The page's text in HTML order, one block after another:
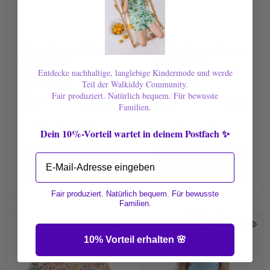
Eiskugeln | Bio-
Baumwolle GOTS |
Walkiddy
€10,25 EUR
104 110
In Den Warenkorb Legen
Weiße Pferde | Bio-
Baumwolle GOTS |
€10,25 EUR
98 104 110
Entdecke nachhaltige, langlebige Kindermode und werde
Teil der Walkiddy Community.
Fair produziert. Natürlich bequem. Für bewusste
Familien.
Dein 10%-Vorteil wartet in deinem Postfach ✨
Email
Fair produziert. Natürlich bequem. Für bewusste
Familien.
10% Vorteil erhalten 🌸